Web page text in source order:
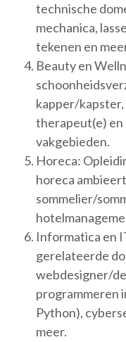
technische
mechanica,
tekenen en
Beauty en
kapper/kapster,
therapeut(e)
vakgebieden.
Horeca:
horeca
sommelier/
Informatica en
gerelateerde
webdesigner/
programmeren
Python),
meer.